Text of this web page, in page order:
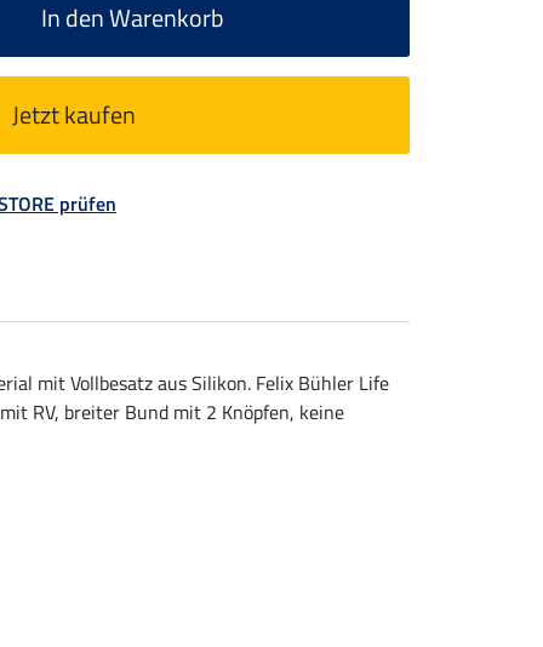
In den Warenkorb
Jetzt kaufen
prüfen
mit Vollbesatz aus Silikon. Felix Bühler Life
RV, breiter Bund mit 2 Knöpfen, keine